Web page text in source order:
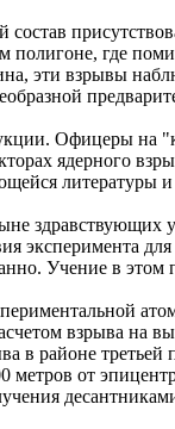
полигоне, где
эти взрывы
Офицеры на
ядерного
литературы
здравствующих
эксперимента
Учение в этом
взрыва на
в районе
метров от